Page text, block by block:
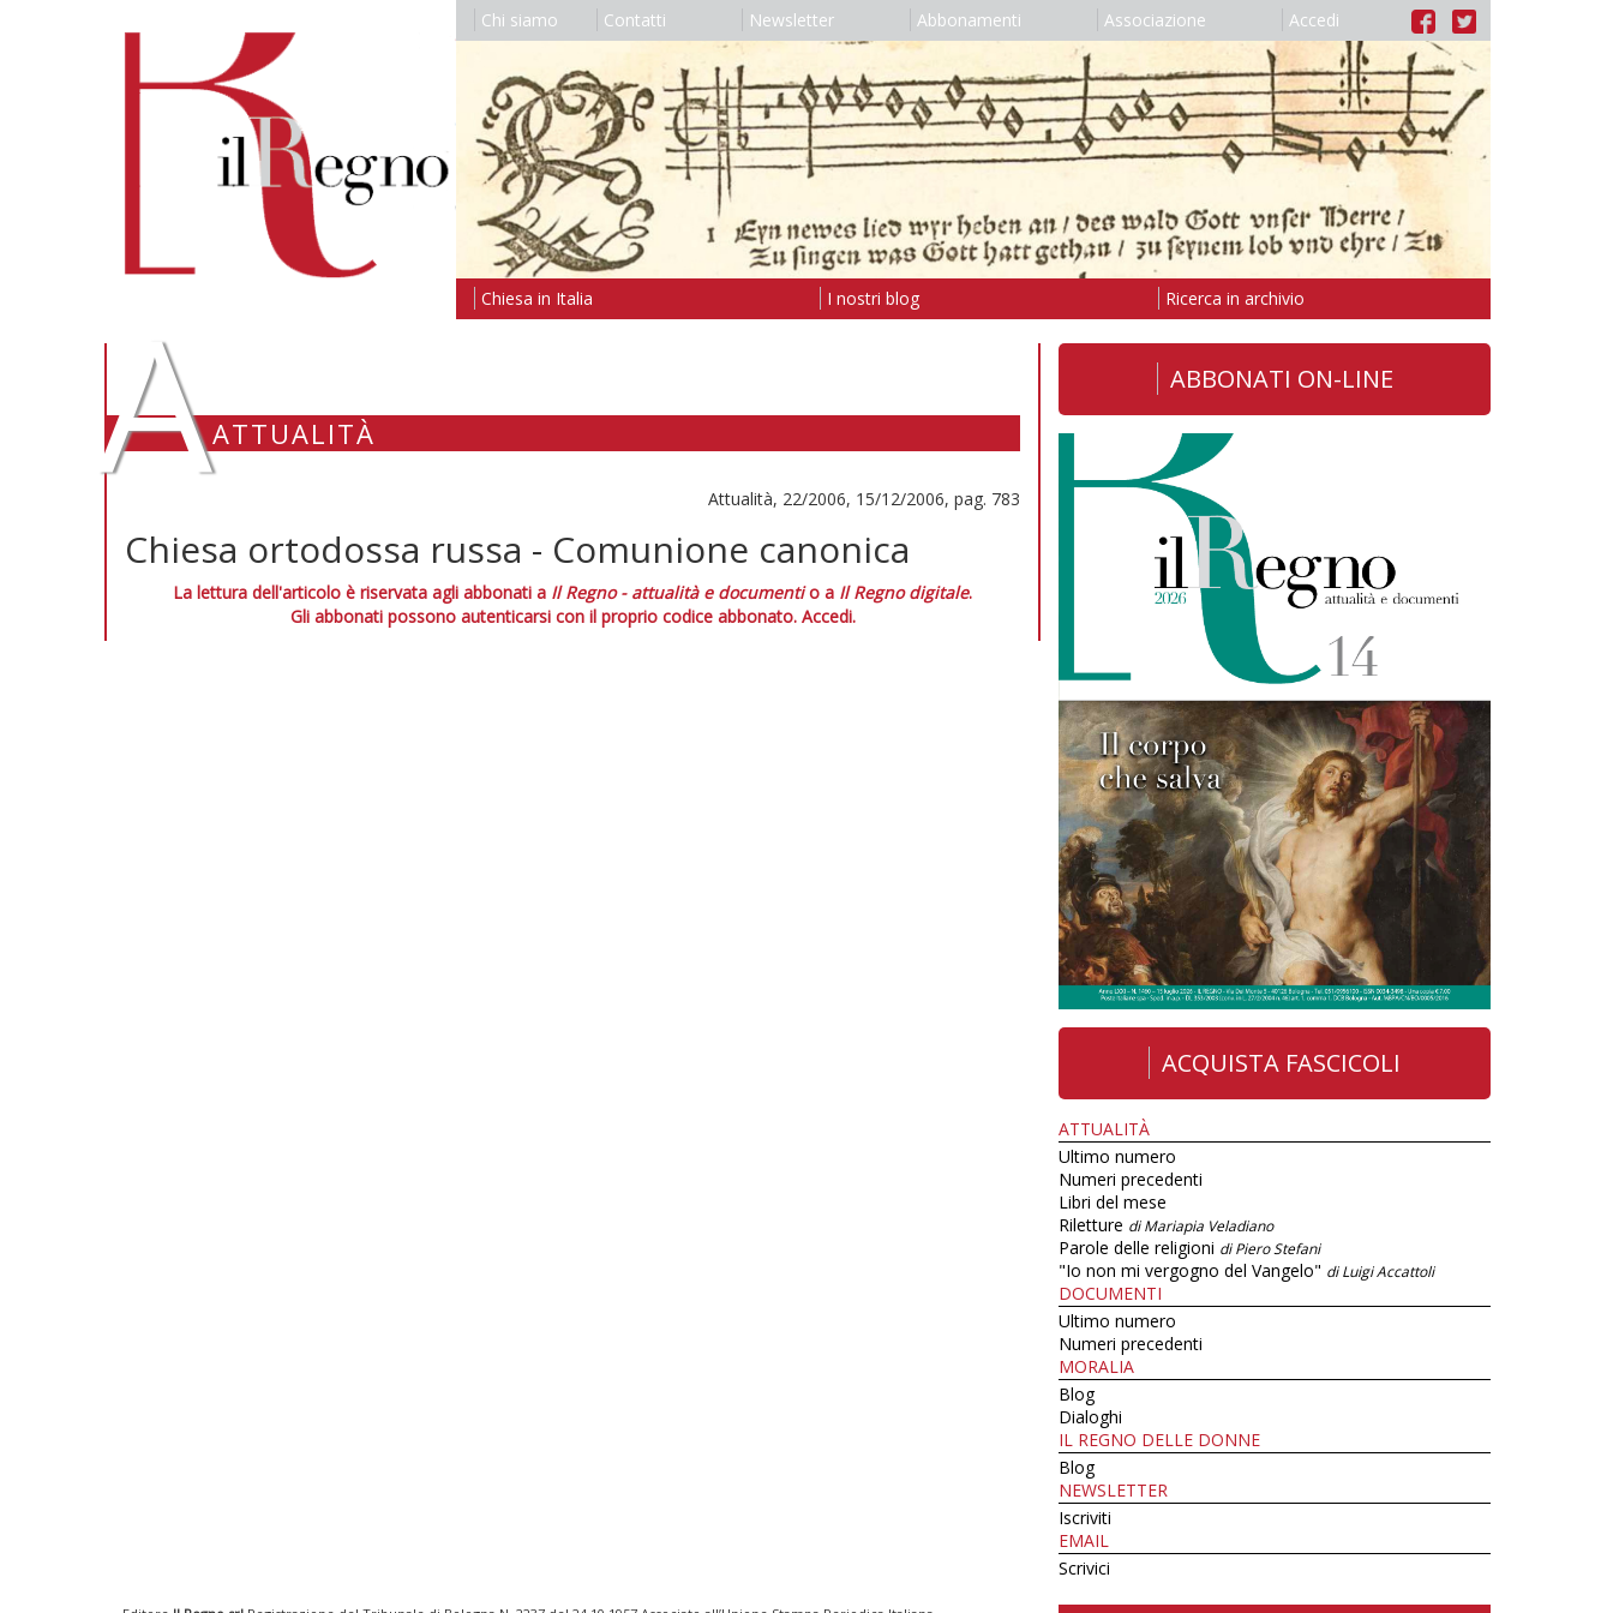
Chi siamo Contatti Newsletter Abbonamenti Associazione Accedi
Chiesa in Italia I nostri blog Ricerca in archivio
AATTUALITÀ
Attualità, 22/2006, 15/12/2006, pag. 783
Chiesa ortodossa russa - Comunione canonica
La lettura dell'articolo è riservata agli abbonati a Il Regno - attualità e documentio a Il Regno digitale.
Gli abbonati possono autenticarsi con il proprio codice abbonato. Accedi.
ABBONATI ON-LINE
ACQUISTA FASCICOLI
ATTUALITÀ
Ultimo numero
Numeri precedenti
Libri del mese
Riletture di Mariapia Veladiano
Parole delle religioni di Piero Stefani
"Io non mi vergogno del Vangelo" di Luigi Accattoli
DOCUMENTI
Ultimo numero
Numeri precedenti
MORALIA
Blog
Dialoghi
IL REGNO DELLE DONNE
Blog
NEWSLETTER
Iscriviti
EMAIL
Scrivici